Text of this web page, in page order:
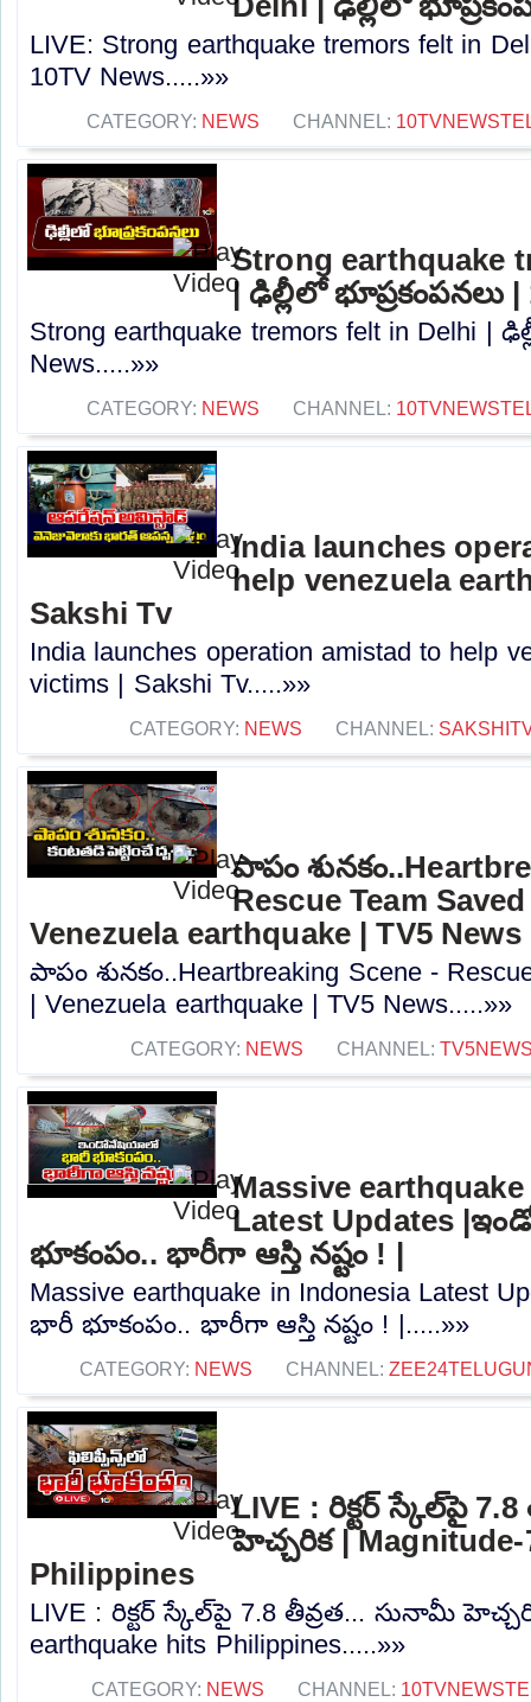
LIVE: Strong earthquake tremors felt in
10TV News.....»»
CATEGORY: NEWS CHANNEL:
Strong earthquake
| ఢిల్లీలో భూప్రకంపనలు |
Strong earthquake tremors felt in Delhi |
News.....»»
CATEGORY: NEWS CHANNEL:
India launches
help venezuela
Sakshi Tv
India launches operation amistad to help
victims | Sakshi Tv.....»»
CATEGORY: NEWS CHANNEL:
పాపం
Rescue Team
Venezuela earthquake | TV5 News
పాపం శునకం..Heartbreaking Scene -
| Venezuela earthquake | TV5 News.....»»
CATEGORY: NEWS CHANNEL:
Massive
Latest Updates
భూకంపం.. భారీగా ఆస్తి నష్టం ! |
Massive earthquake in Indonesia
భారీ భూకంపం.. భారీగా ఆస్తి నష్టం ! |.....»»
CATEGORY: NEWS CHANNEL:
LIVE : రిక్టర్‌ స్కేల్‌పై
హెచ్చరిక |
Philippines
LIVE : రిక్టర్‌ స్కేల్‌పై 7.8 తీవ్రత... సునామీ
earthquake hits Philippines.....»»
CATEGORY: NEWS CHANNEL: